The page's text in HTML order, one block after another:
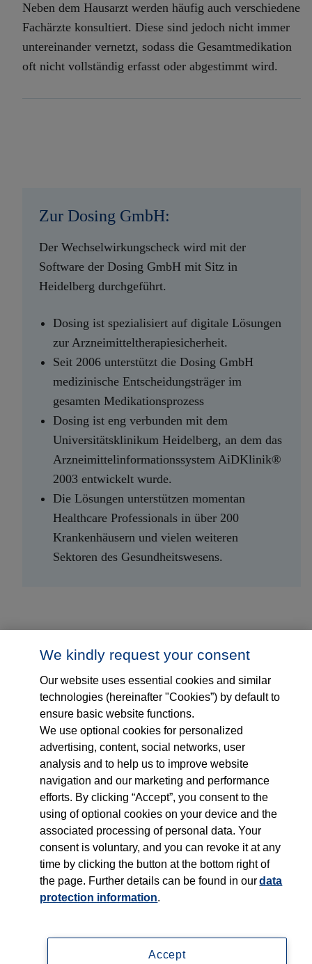
Neben dem Hausarzt werden häufig auch verschiedene
Fachärzte konsultiert. Diese sind jedoch nicht immer
untereinander vernetzt, sodass ​die Gesamtmedikation
oft nicht vollständig erfasst oder abgestimmt wird. ​
Zur Dosing GmbH:
Der Wechselwirkungscheck wird mit der
Software der Dosing GmbH mit Sitz in
Heidelberg durchgeführt.
Dosing ist spezialisiert auf digitale Lösungen
zur Arzneimitteltherapiesicherheit.
Seit 2006 unterstützt die Dosing GmbH
medizinische Entscheidungsträger im
gesamten Medikationsprozess
Dosing ist eng verbunden mit dem
Universitätsklinikum Heidelberg, an dem das
Arzneimittelinformationssystem AiDKlinik®
2003 entwickelt wurde.
Die Lösungen unterstützen momentan
Healthcare Professionals in über 200
Krankenhäusern und vielen weiteren
Sektoren des Gesundheitswesens.
Was wir tun
Wen wir unterstützen
Wer wir sind
News
Folge uns auf...
We kindly request your consent
Our website uses essential cookies and similar
technologies (hereinafter "Cookies”) by default to
ensure basic website functions.
We use optional cookies for personalized
advertising, content, social networks, user
analysis and to help us to improve website
navigation and our marketing and performance
efforts. By clicking “Accept”, you consent to the
using of optional cookies on your device and the
associated processing of personal data. Your
consent is voluntary, and you can revoke it at any
time by clicking the button at the bottom right of
the page. Further details can be found in ourdata
protection information.
Accept